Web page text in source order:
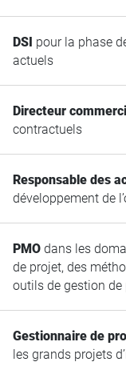
DSI pour la phase
actuels
Directeur
contractuels
Responsable des
développement de
PMO dans les
de projet, des
outils de gestion de
Gestionnaire de
les grands projets